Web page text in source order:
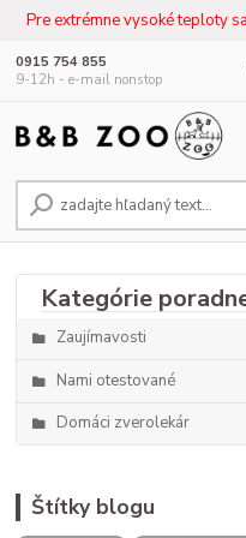
Pre extrémne vysoké teploty
0915 754 855
9-12h - e-mail nonstop
Zaujímavosti
Nami otestované
Domáci zverolekár
Štítky blogu